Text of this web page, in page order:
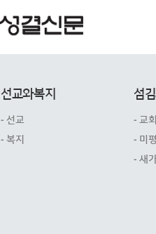
선교와복지
- 선교
- 복지
섬
- 교
- 미
- 새